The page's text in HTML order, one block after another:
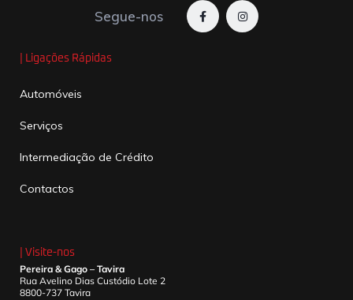
Segue-nos
| Ligações Rápidas
Automóveis
Serviços
Intermediação de Crédito
Contactos
| Visite-nos
Pereira & Gago – Tavira
Rua Avelino Dias Custódio Lote 2
8800-737 Tavira